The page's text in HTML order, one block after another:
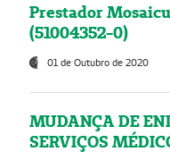
Prestador
(51004352-0)
01 de Outubro de 2020
MUDANÇA DE
SERVIÇOS